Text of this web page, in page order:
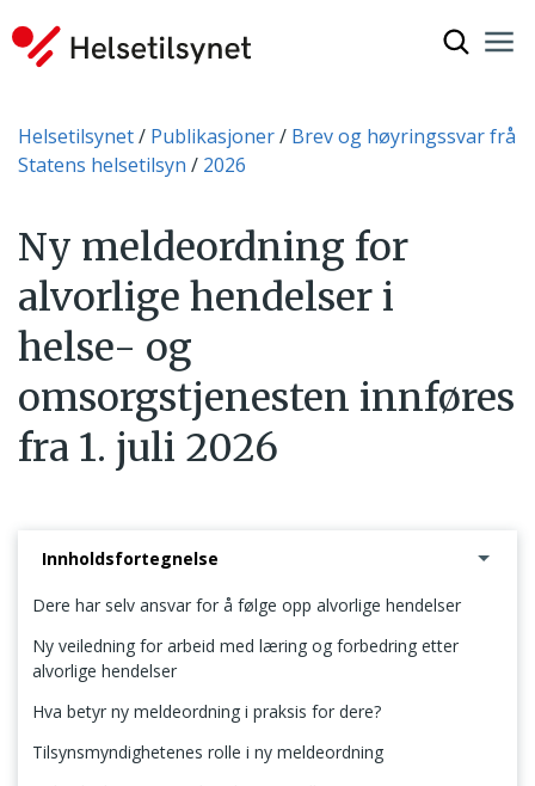
Du er her:
Helsetilsynet Publikasjoner
Brev og høyringssvar frå
Statens helsetilsyn
2026
Ny meldeordning for
alvorlige hendelser i
helse- og
omsorgstjenesten innføres
fra 1. juli 2026
Innholdsfortegnelse
Dere har selv ansvar for å følge opp alvorlige hendelser
Ny veiledning for arbeid med læring og forbedring etter
alvorlige hendelser
Hva betyr ny meldeordning i praksis for dere?
Tilsynsmyndighetenes rolle i ny meldeordning